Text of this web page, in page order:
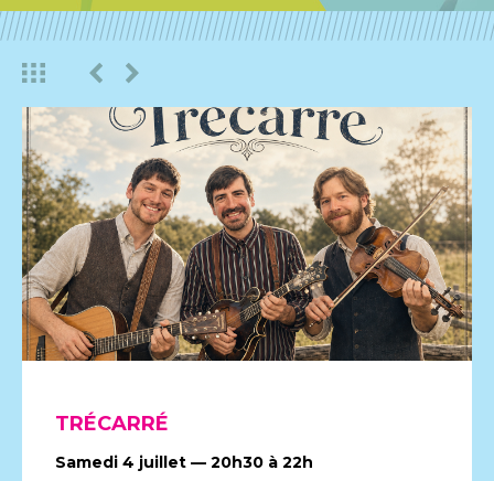
TRÉCARRÉ
Samedi 4 juillet — 20h30 à 22h
CONTACT